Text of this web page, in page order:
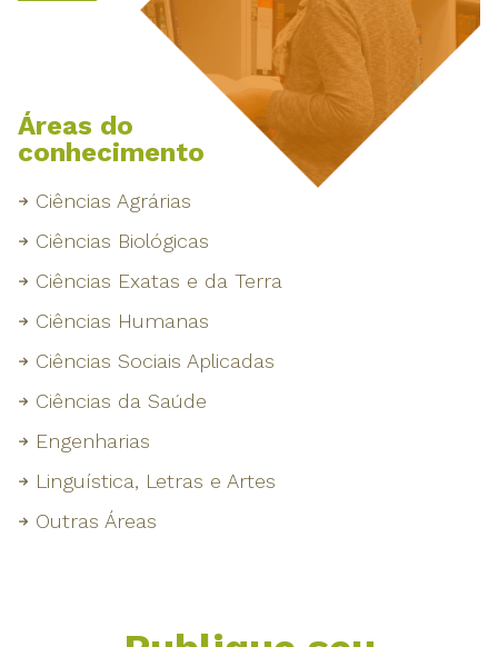
Áreas do
conhecimento
Ciências Agrárias
Ciências Biológicas
Ciências Exatas e da Terra
Ciências Humanas
Ciências Sociais Aplicadas
Ciências da Saúde
Engenharias
Linguística, Letras e Artes
Outras Áreas